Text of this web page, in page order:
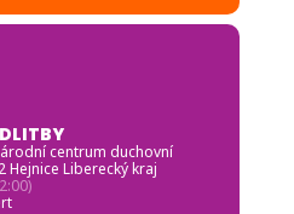
centrum duchovní
Hejnice Liberecký kraj